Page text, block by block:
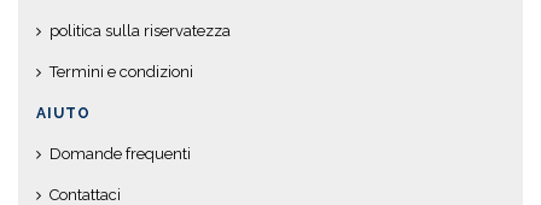
politica sulla riservatezza
Termini e condizioni
AIUTO
Domande frequenti
Contattaci